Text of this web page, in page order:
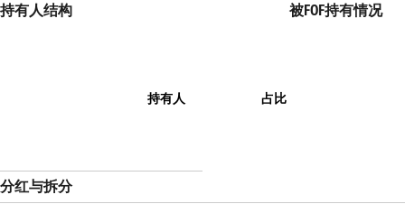
持有人结构
持有人 占比
被FOF持有情况
分红与拆分